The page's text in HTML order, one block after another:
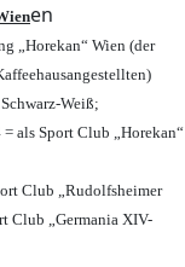
en
„Horekan“ Wien (der
Weiß;
als Sport Club „Horekan“
Club „Rudolfsheimer
Club „Germania XIV-